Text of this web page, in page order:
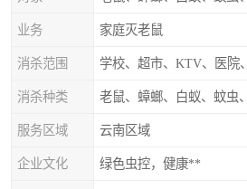
业务 家庭灭老鼠
消杀范围 学校、超市、KTV、医院
消杀种类 老鼠、蟑螂、白蚁、蚊虫
服务区域 云南区域
企业文化 绿色虫控，健康**